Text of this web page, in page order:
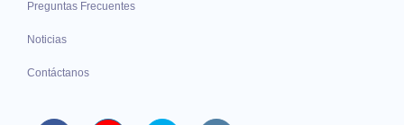
Preguntas Frecuentes
Noticias
Contáctanos